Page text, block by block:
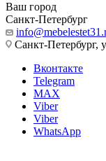
Ваш город
Санкт-Петербург
Санкт-Петербург,
Вконтакте
Telegram
MAX
Viber
Viber
WhatsApp